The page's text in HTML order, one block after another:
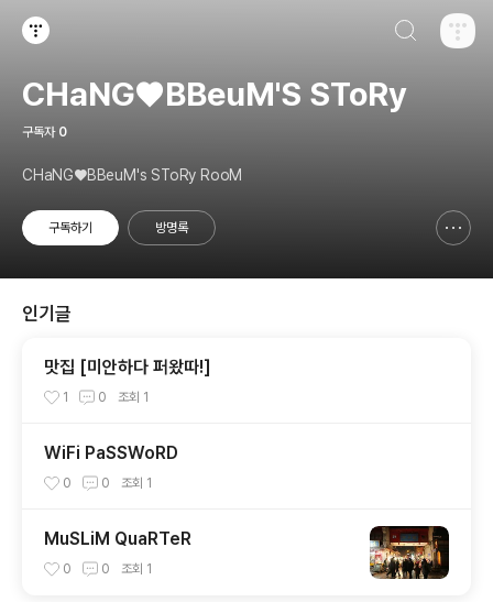
CHaNG♥️BBeuM'S SToRy
구독자 0
CHaNG♥️BBeuM's SToRy RooM
구독하기 방명록
인기글
맛집 [미안하다 퍼왔따!]
1 0 조회 1
WiFi PaSSWoRD
0 0 조회 1
MuSLiM QuaRTeR
0 0 조회 1